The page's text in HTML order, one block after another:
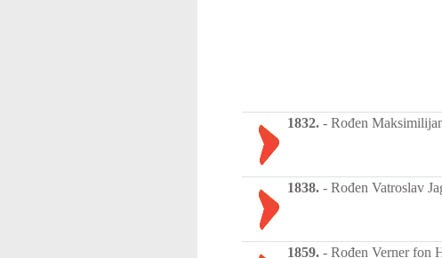
1832. - Rođen
1838. - Rođen Vatroslav
1859. - Rođen Verner fon